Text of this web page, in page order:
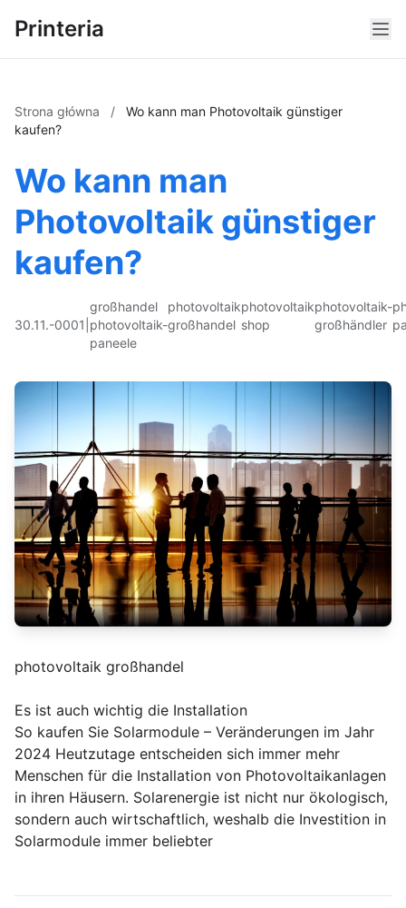
Printeria
Strona główna /
Wo kann man Photovoltaik günstiger
kaufen?
Wo kann man
Photovoltaik günstiger
kaufen?
30.11.-0001
großhandel
photovoltaik-
paneele
photovoltaik
großhandel
photovoltaik
shop
photovoltaik-
großhändler
photovoltaik großhandel
Es ist auch wichtig die Installation
So kaufen Sie Solarmodule – Veränderungen im Jahr
2024 Heutzutage entscheiden sich immer mehr
Menschen für die Installation von Photovoltaikanlagen
in ihren Häusern. Solarenergie ist nicht nur ökologisch,
sondern auch wirtschaftlich, weshalb die Investition in
Solarmodule immer beliebter